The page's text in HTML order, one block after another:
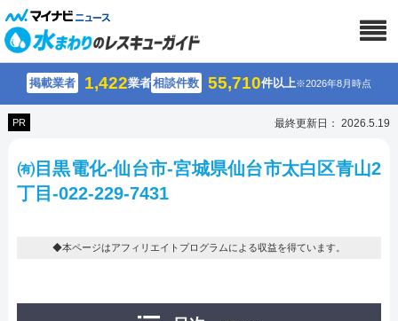
掲載業者 1,422業者相談件数 55,710件以上※2026年8月時点
PR 最終更新日： 2026.5.19
㈲目黒電化-仙台市-宮城県仙台市太白区青山2
丁目-022-229-7431
◆本ページはアフィリエイトプログラムによる収益を得ています。